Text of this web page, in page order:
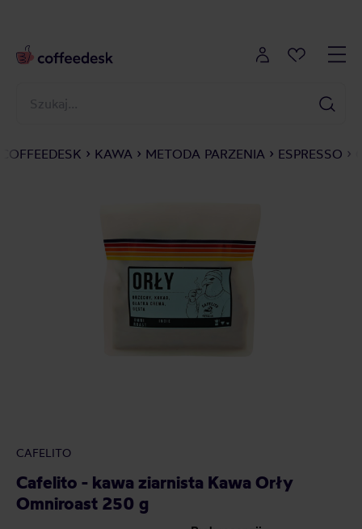
COFFEEDESK KAWA METODA PARZENIA ESPRESSO
CAFELITO
Cafelito - kawa ziarnista Kawa Orły
Omniroast 250 g